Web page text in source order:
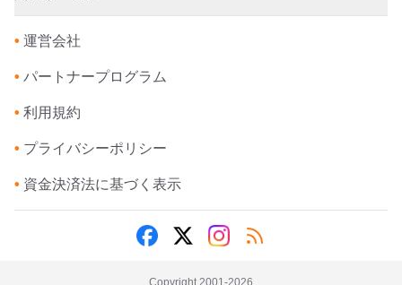
• 運営会社
• パートナープログラム
• 利用規約
• プライバシーポリシー
• 資金決済法に基づく表示
Copyright 2001-2026